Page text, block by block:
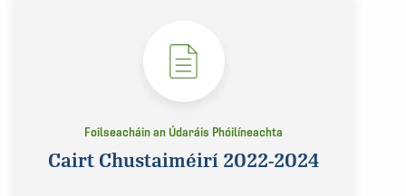
Foilseacháin an Údaráis Phóilíneachta
Cairt Chustaiméirí 2022-2024